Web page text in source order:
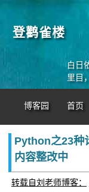
登鹳雀楼
白日
里目
博客园 首页
Python之23种
内容整改中
转载自刘老师博客：